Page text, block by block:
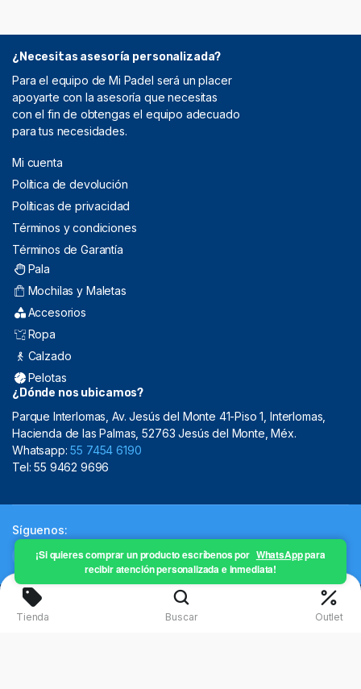
¿Necesitas asesoría personalizada?
Para el equipo de Mi Padel será un placer
apoyarte con la asesoría que necesitas
con el fin de obtengas el equipo adecuado
para tus necesidades.
Mi cuenta
Política de devolución
Políticas de privacidad
Términos y condiciones
Términos de Garantía
Pala
Mochilas y Maletas
Accesorios
Ropa
Calzado
Pelotas
¿Dónde nos ubicamos?
Parque Interlomas, Av. Jesús del Monte 41-Piso 1, Interlomas,
Hacienda de las Palmas, 52763 Jesús del Monte, Méx.
Whatsapp:55 7454 6190
Tel: 55 9462 9696
Síguenos:
Copyright 2024 © Mistral Sporting Goods 2024
¡Si quieres comprar un producto escríbenos por WhatsApppara
recibir atención personalizada e inmediata!
Tienda Buscar Outlet